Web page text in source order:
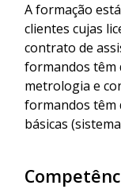
A formação
clientes cujas
contrato de
formandos têm
metrologia e
formandos têm
básicas